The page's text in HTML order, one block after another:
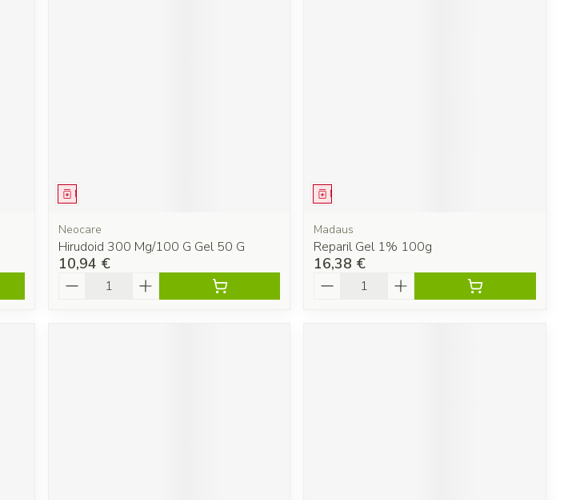
Médicament
Neocare
Hirudoid 300 Mg/100 G Gel 50 G
10,94 €
Quantité
Médicament
Madaus
Reparil Gel 1% 100g
16,38 €
Quantité